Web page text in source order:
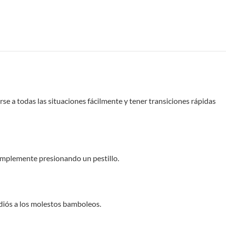
a todas las situaciones fácilmente y tener transiciones rápidas
presionando un pestillo.
a los molestos bamboleos.